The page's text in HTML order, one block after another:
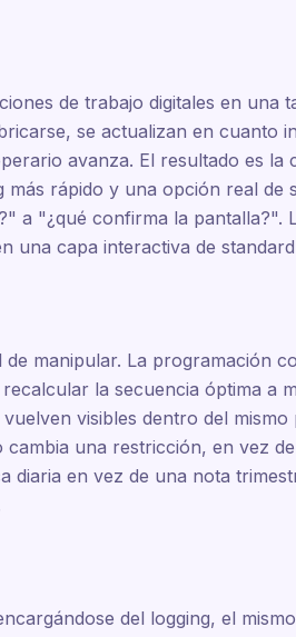
de trabajo digitales en una
se actualizan en cuanto
avanza. El resultado es la
rápido y una opción real de
a "¿qué confirma la pantalla?".
una capa interactiva de
manipular. La programación
la secuencia óptima a
visibles dentro del mismo
una restricción, en vez
diaria en vez de una nota
del logging, el